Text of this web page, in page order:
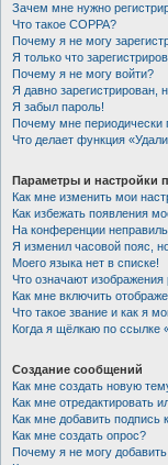
Зачем мне нужно
Что такое COPPA?
Почему я не могу
Я только что
Почему я не могу войти?
Я давно зарегистрирован,
Я забыл пароль!
Почему мне периодически
Что делает функция
Параметры и настройки
Как мне изменить мои
Как избежать появления
На конференции
Я изменил часовой пояс,
Моего языка нет в списке!
Что означают
Как мне включить
Что такое звание и как я
Когда я щёлкаю по ссылке
Создание сообщений
Как мне создать новую
Как мне отредактировать
Как мне добавить
Как мне создать опрос?
Почему я не могу